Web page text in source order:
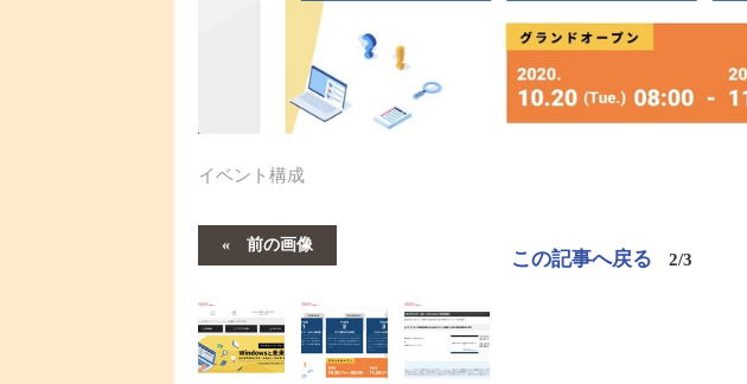
イベント構成
前の画像
この記事へ戻る 2/3